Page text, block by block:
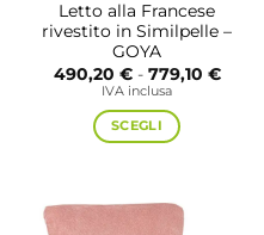
Letto alla Francese
rivestito in Similpelle –
GOYA
490,20 € - 779,10 €Fascia
IVA inclusa
SCEGLI
ha